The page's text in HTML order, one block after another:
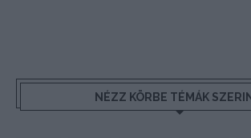
NÉZZ KÖRBE TÉMÁK